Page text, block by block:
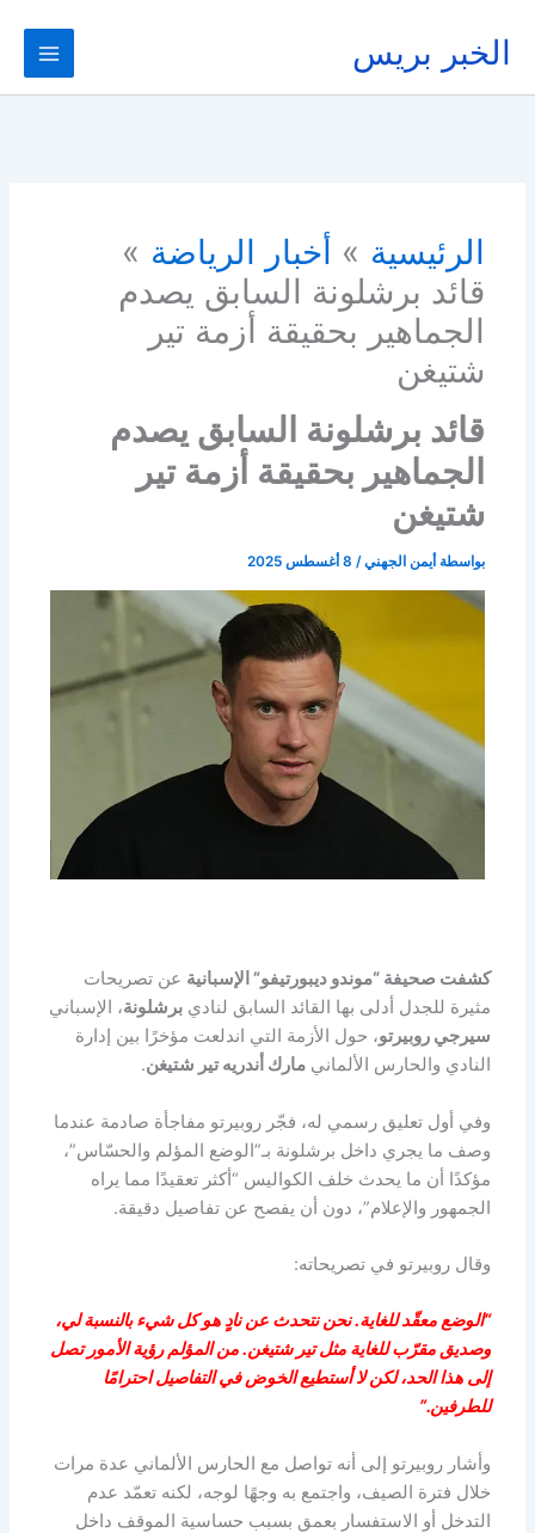
المحتوى
الخبر بريس
الرئيسية
أخبار الرياضة
قائد برشلونة السابق يصدم
الجماهير بحقيقة أزمة تير
شتيغن
قائد برشلونة السابق يصدم
الجماهير بحقيقة أزمة تير
شتيغن
بواسطة أيمن الجهني/ 8 أغسطس 2025
كشفت صحيفة “موندو ديبورتيفو” الإسبانية عن تصريحات
مثيرة للجدل أدلى بها القائد السابق لناديبرشلونة، الإسباني
سيرجي روبيرتو، حول الأزمة التي اندلعت مؤخرًا بين إدارة
النادي والحارس الألمانيمارك أندريه تير شتيغن.
وفي أول تعليق رسمي له، فجّر روبيرتو مفاجأة صادمة عندما
وصف ما يجري داخل برشلونة بـ”الوضع المؤلم والحسّاس”،
مؤكدًا أن ما يحدث خلف الكواليس “أكثر تعقيدًا مما يراه
الجمهور والإعلام”، دون أن يفصح عن تفاصيل دقيقة.
وقال روبيرتو في تصريحاته:
“الوضع معقّد للغاية. نحن نتحدث عن نادٍ هو كل شيء بالنسبة لي،
وصديق مقرّب للغاية مثل تير شتيغن. من المؤلم رؤية الأمور تصل
إلى هذا الحد، لكن لا أستطيع الخوض في التفاصيل احترامًا
للطرفين.”
وأشار روبيرتو إلى أنه تواصل مع الحارس الألماني عدة مرات
خلال فترة الصيف، واجتمع به وجهًا لوجه، لكنه تعمّد عدم
التدخل أو الاستفسار بعمق بسبب حساسية الموقف داخل